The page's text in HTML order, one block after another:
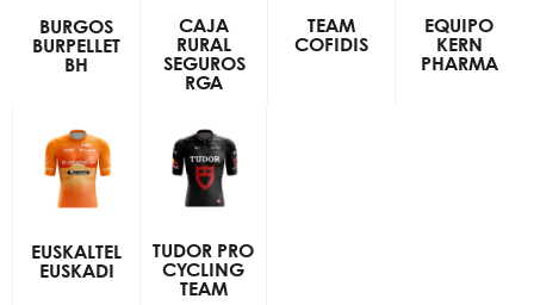
BURGOS
BURPELLET
BH
CAJA
RURAL
SEGUROS
RGA
TEAM
COFIDIS
EQUIPO
KERN
PHARMA
EUSKALTEL
EUSKADI
TUDOR PRO
CYCLING
TEAM